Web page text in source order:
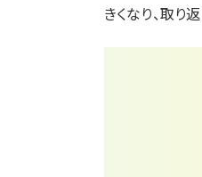
きくなり、取り